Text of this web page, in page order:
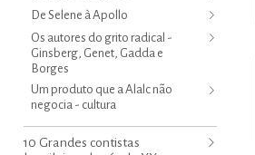
De Selene à Apollo
Os autores do grito radical -
Ginsberg, Genet, Gadda e
Borges
Um produto que a Alalc não
negocia - cultura
10 Grandes contistas